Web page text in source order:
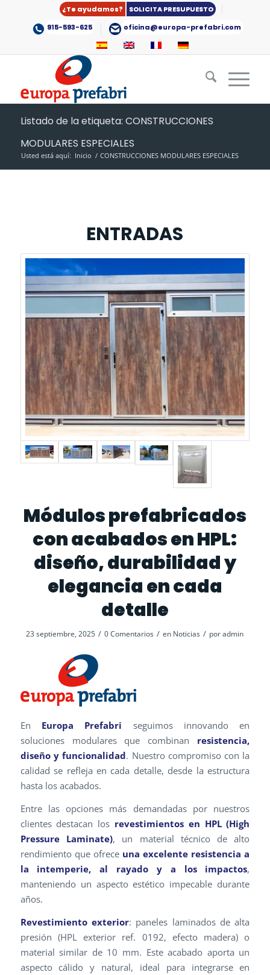
¿Te ayudamos?
SOLICITA PRESUPUESTO
915-593-625
oficina@europa-prefabri.com
Listado de la etiqueta: CONSTRUCCIONES
MODULARES ESPECIALES
Usted está aquí: Inicio / CONSTRUCCIONES MODULARES ESPECIALES
ENTRADAS
Módulos prefabricados
con acabados en HPL:
diseño, durabilidad y
elegancia en cada
detalle
23 septiembre, 2025 / 0 Comentarios / en Noticias / poradmin
En Europa Prefabri seguimos innovando en
soluciones modulares que combinan resistencia,
diseño y funcionalidad. Nuestro compromiso con la
calidad se refleja en cada detalle, desde la estructura
hasta los acabados.
Entre las opciones más demandadas por nuestros
clientes destacan los revestimientos en HPL (High
Pressure Laminate), un material técnico de alto
rendimiento que ofrece una excelente resistencia a
la intemperie, al rayado y a los impactos,
manteniendo un aspecto estético impecable durante
años.
Revestimiento exterior: paneles laminados de alta
presión (HPL exterior ref. 0192, efecto madera) o
material similar de 10 mm. Este acabado aporta un
aspecto cálido y natural, ideal para integrarse en